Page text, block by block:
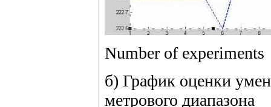
Number of experiments
б) График оценки
метрового диапазона